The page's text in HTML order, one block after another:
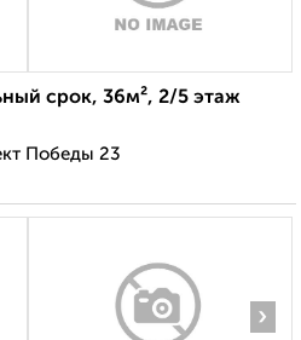
срок, 36м², 2/5 этаж
Победы 23
›